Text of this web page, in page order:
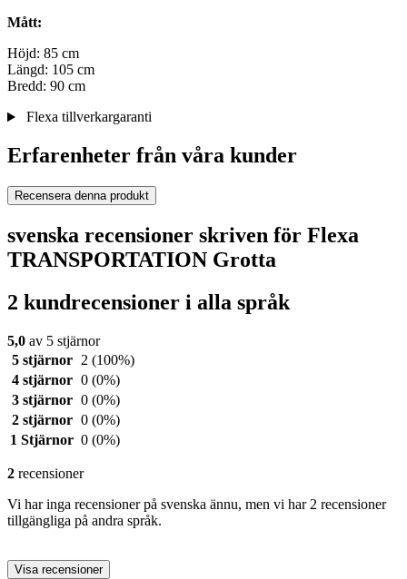
Mått:
Höjd: 85 cm
Längd: 105 cm
Bredd: 90 cm
Flexa tillverkargaranti
Erfarenheter från våra kunder
Recensera denna produkt
svenska recensioner skriven för Flexa
TRANSPORTATION Grotta
2 kundrecensioner i alla språk
5,0 av 5 stjärnor
5 stjärnor
2 (100%)
4 stjärnor 0 (0%)
3 stjärnor 0 (0%)
2 stjärnor 0 (0%)
1 Stjärnor 0 (0%)
2 recensioner
Vi har inga recensioner på svenska ännu, men vi har 2 recensioner
tillgängliga på andra språk.
Visa recensioner